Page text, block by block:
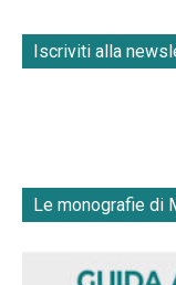
Iscriviti alla
Le monografie di